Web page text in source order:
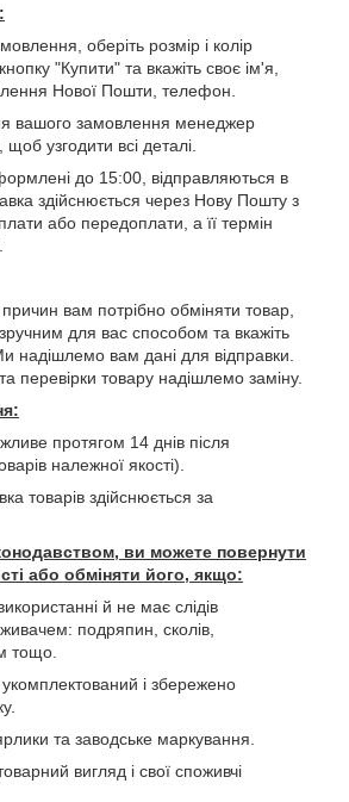
оберіть розмір і колір
"Купити" та вкажіть своє ім'я,
Нової Пошти, телефон.
вашого замовлення менеджер
узгодити всі деталі.
до 15:00, відправляються в
здійснюється через Нову Пошту з
або передоплати, а її термін
вам потрібно обміняти товар,
для вас способом та вкажіть
надішлемо вам дані для відправки.
перевірки товару надішлемо заміну.
протягом 14 днів після
належної якості).
товарів здійснюється за
ви можете повернути
або обміняти його, якщо:
й не має слідів
подряпин, сколів,
тощо.
і збережено
та заводське маркування.
вигляд і свої споживчі